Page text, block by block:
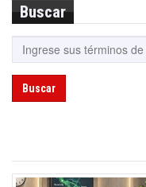
Buscar
Buscar